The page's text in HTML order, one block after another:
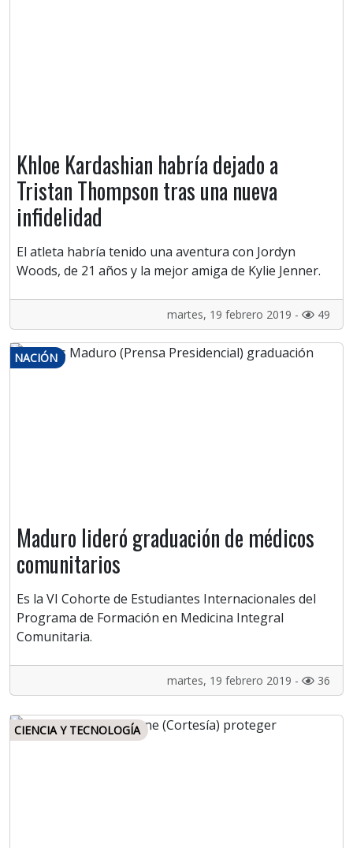
Khloe Kardashian habría dejado a
Tristan Thompson tras una nueva
infidelidad
El atleta habría tenido una aventura con Jordyn
Woods, de 21 años y la mejor amiga de Kylie Jenner.
martes, 19 febrero 2019 - 49
NACIÓN
Maduro lideró graduación de médicos
comunitarios
Es la VI Cohorte de Estudiantes Internacionales del
Programa de Formación en Medicina Integral
Comunitaria.
martes, 19 febrero 2019 - 36
CIENCIA Y TECNOLOGÍA